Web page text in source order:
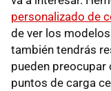
personalizado de
de ver los
también tendrás
pueden preocupar
puntos de carga